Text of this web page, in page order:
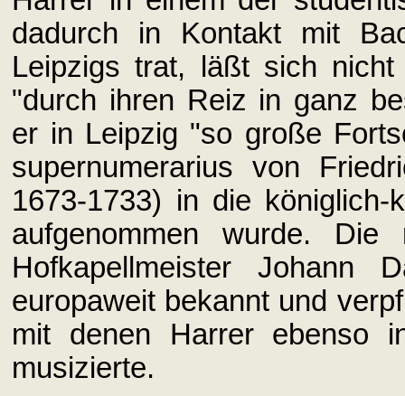
dadurch in Kontakt mit
Leipzigs trat, läßt sich
"durch ihren Reiz in ganz
er in Leipzig "so große
supernumerarius von
1673-1733) in die
aufgenommen wurde. Die
Hofkapellmeister Johann
europaweit bekannt und
mit denen Harrer ebenso
musizierte.